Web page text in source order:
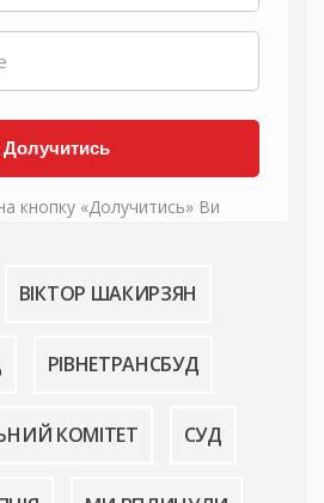
ВІКТОР ШАКИРЗЯН
РІВНЕТРАНСБУД
КОМІТЕТ СУД